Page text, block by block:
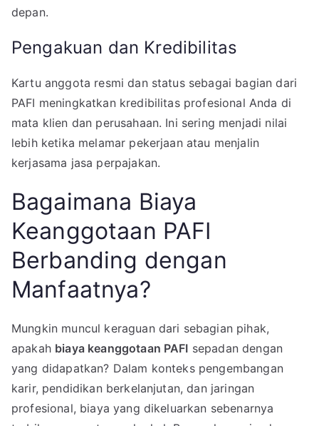
depan.
Pengakuan dan Kredibilitas
Kartu anggota resmi dan status sebagai bagian dari
PAFI meningkatkan kredibilitas profesional Anda di
mata klien dan perusahaan. Ini sering menjadi nilai
lebih ketika melamar pekerjaan atau menjalin
kerjasama jasa perpajakan.
Bagaimana Biaya
Keanggotaan PAFI
Berbanding dengan
Manfaatnya?
Mungkin muncul keraguan dari sebagian pihak,
apakah biaya keanggotaan PAFI sepadan dengan
yang didapatkan? Dalam konteks pengembangan
karir, pendidikan berkelanjutan, dan jaringan
profesional, biaya yang dikeluarkan sebenarnya